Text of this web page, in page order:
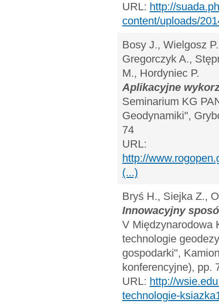
URL: http://
content/uploads/
Bosy J., Wielgosz
Gregorczyk A.,
M., Hordyniec P.
Aplikacyjne
Seminarium KG
Geodynamiki",
74
URL:
http://
(...)
Bryś H., Siejka Z.,
Innowacyjny
V Międzynarodowa
technologie
gospodarki",
konferencyjne), pp.
URL: http://
technologie-